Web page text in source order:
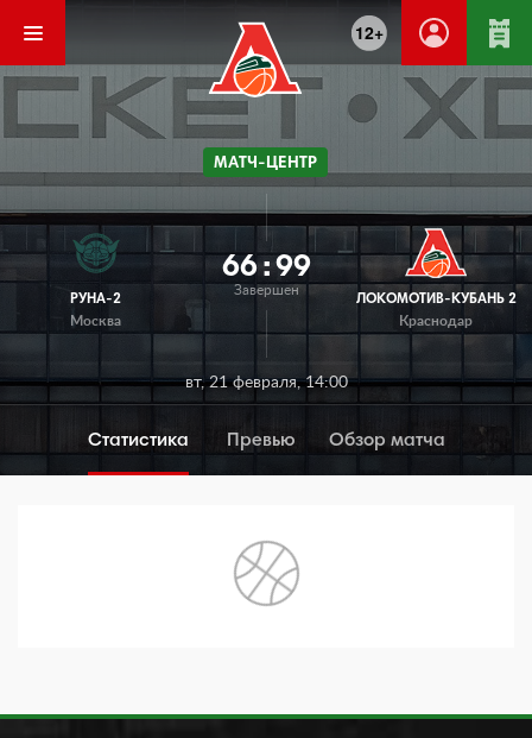
12+
МАТЧ-ЦЕНТР
РУНА-2
Москва
66 :99
Завершен
ЛОКОМОТИВ-КУБАНЬ 2
Краснодар
вт, 21 февраля, 14:00
Статистика Превью Обзор матча